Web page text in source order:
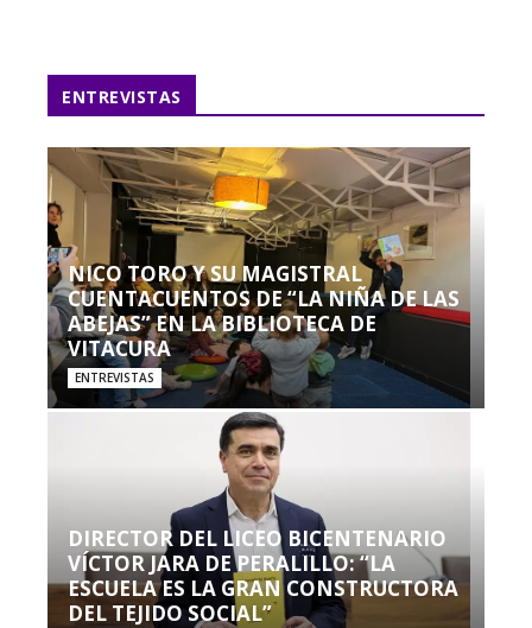
ENTREVISTAS
NICO TORO Y SU MAGISTRAL
CUENTACUENTOS DE “LA NIÑA DE LAS
ABEJAS” EN LA BIBLIOTECA DE
VITACURA
ENTREVISTAS
DIRECTOR DEL LICEO BICENTENARIO
VÍCTOR JARA DE PERALILLO: “LA
ESCUELA ES LA GRAN CONSTRUCTORA
DEL TEJIDO SOCIAL”